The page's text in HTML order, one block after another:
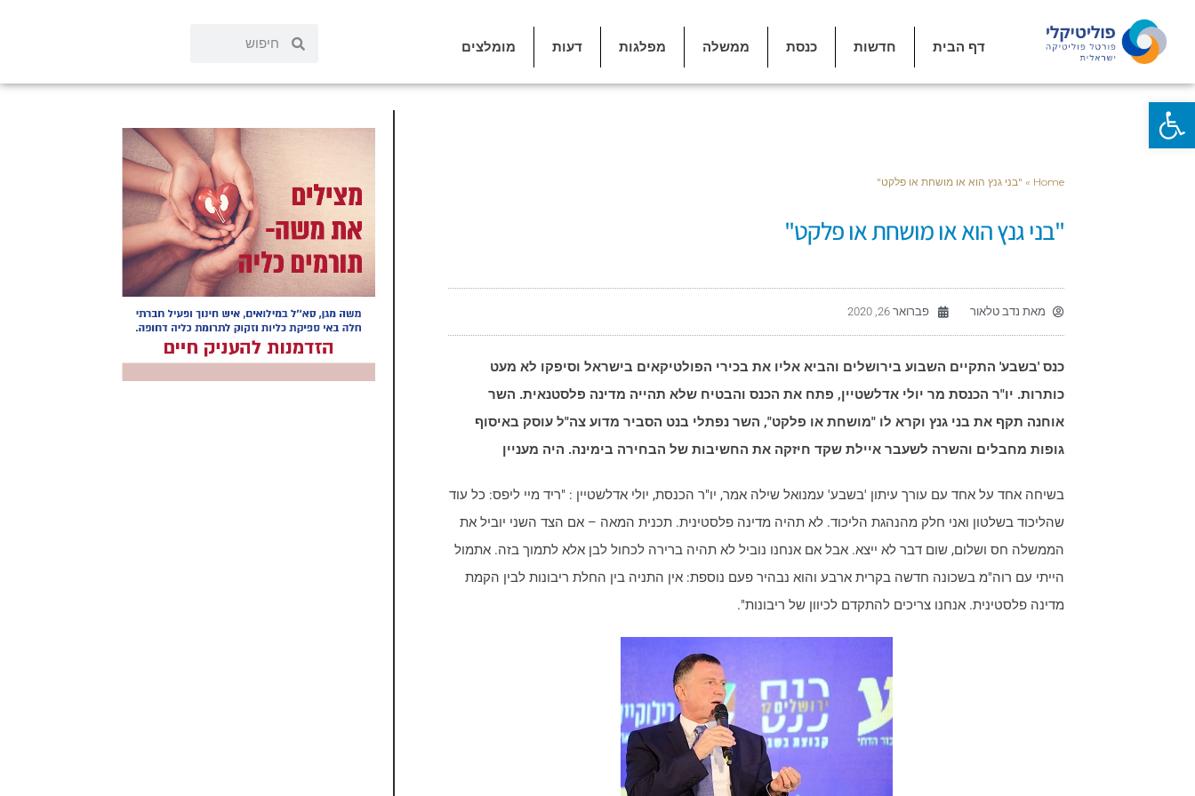
דף הבית חדשות כנסת ממשלה מפלגות דעות מומלצים
Home
» "בני גנץ הוא או מושחת או פלקט"
"בני גנץ הוא או מושחת או פלקט"
מאת נדב טלאור פברואר 26, 2020
כנס 'בשבע' התקיים השבוע בירושלים והביא אליו את בכירי הפולטיקאים בישראל וסיפקו לא מעט
כותרות. יו"ר הכנסת מר יולי אדלשטיין, פתח את הכנס והבטיח שלא תהייה מדינה פלסטנאית. השר
אוחנה תקף את בני גנץ וקרא לו "מושחת או פלקט", השר נפתלי בנט הסביר מדוע צה"ל עוסק באיסוף
גופות מחבלים והשרה לשעבר איילת שקד חיזקה את החשיבות של הבחירה בימינה. היה מעניין
בשיחה אחד על אחד עם עורך עיתון 'בשבע' עמנואל שילה אמר, יו"ר הכנסת, יולי אדלשטיין : "ריד מיי ליפס: כל עוד
שהליכוד בשלטון ואני חלק מהנהגת הליכוד. לא תהיה מדינה פלסטינית. תכנית המאה – אם הצד השני יוביל את
הממשלה חס ושלום, שום דבר לא ייצא. אבל אם אנחנו נוביל לא תהיה ברירה לכחול לבן אלא לתמוך בזה.​ אתמול
הייתי עם רוה"מ בשכונה חדשה בקרית ארבע והוא נבהיר פעם נוספת: אין התניה בין החלת ריבונות לבין הקמת
מדינה פלסטינית. אנחנו צריכים להתקדם לכיוון של ריבונות".
פתח סרגל נגישות